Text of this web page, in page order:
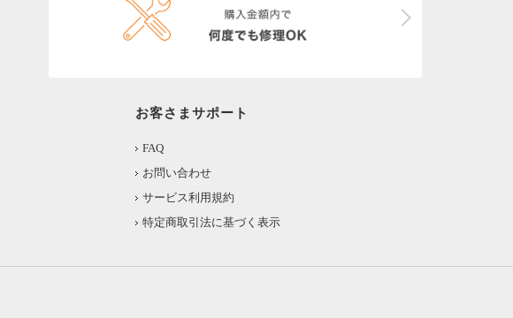
お客さまサポート
FAQ
お問い合わせ
サービス利用規約
特定商取引法に基づく表示